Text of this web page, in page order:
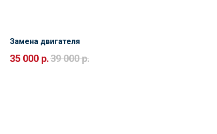
Замена двигателя
35 000 р.39 000 р.